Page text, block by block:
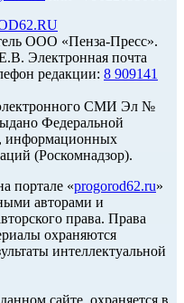
ООО «Пенза-Пресс».
Электронная почта
редакции: 8 909141
электронного СМИ Эл №
Федеральной
информационных
(Роскомнадзор).
портале «progorod62.ru»
авторами и
права. Права
охраняются
интеллектуальной
сайте, охраняется в